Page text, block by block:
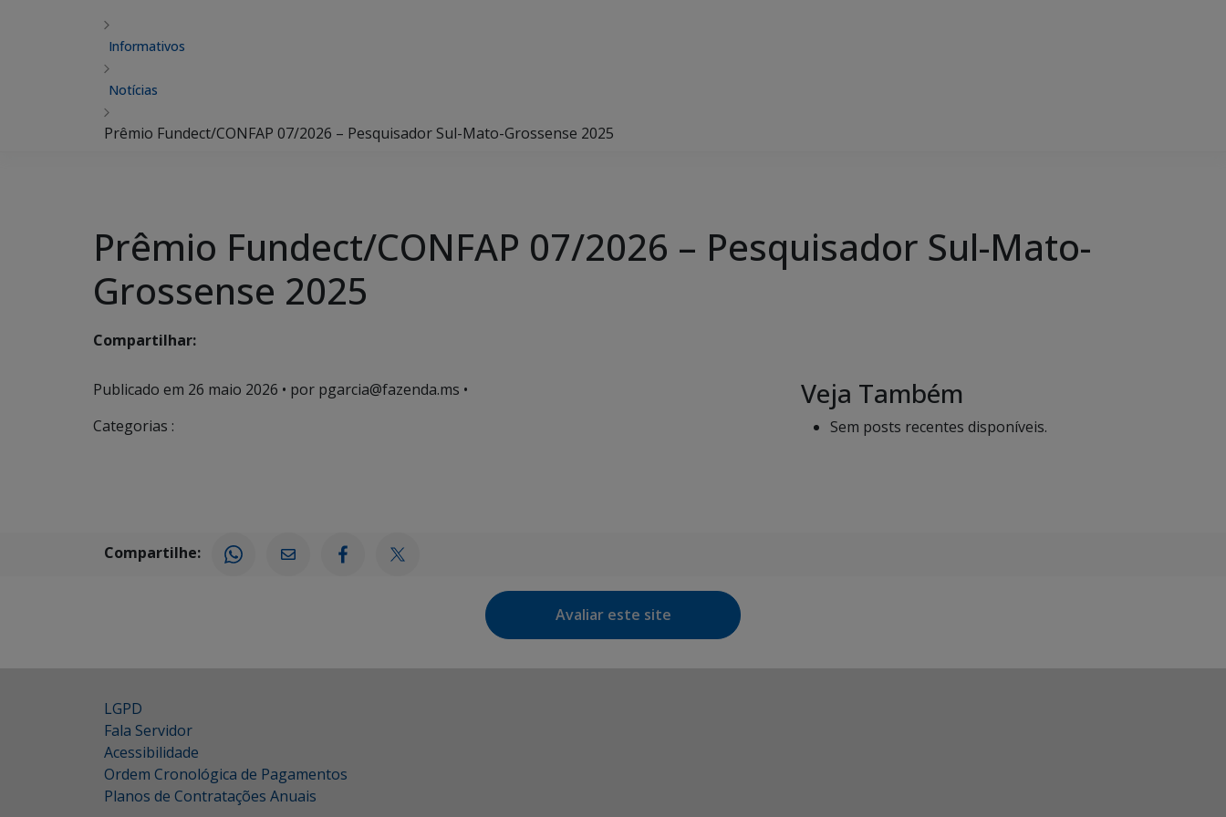
Informativos
Notícias
Prêmio Fundect/CONFAP 07/2026 – Pesquisador Sul-Mato-Grossense 2025
Prêmio Fundect/CONFAP 07/2026 – Pesquisador Sul-Mato-
Grossense 2025
Compartilhar:
Publicado em 26 maio 2026 • por pgarcia@fazenda.ms •
Categorias :
Veja Também
Sem posts recentes disponíveis.
Compartilhe:
Avaliar este site
LGPD
Fala Servidor
Acessibilidade
Ordem Cronológica de Pagamentos
Planos de Contratações Anuais